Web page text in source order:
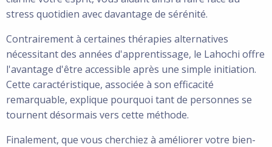
stress quotidien avec davantage de sérénité.
Contrairement à certaines thérapies alternatives
nécessitant des années d'apprentissage, le Lahochi offre
l'avantage d'être accessible après une simple initiation.
Cette caractéristique, associée à son efficacité
remarquable, explique pourquoi tant de personnes se
tournent désormais vers cette méthode.
Finalement, que vous cherchiez à améliorer votre bien-